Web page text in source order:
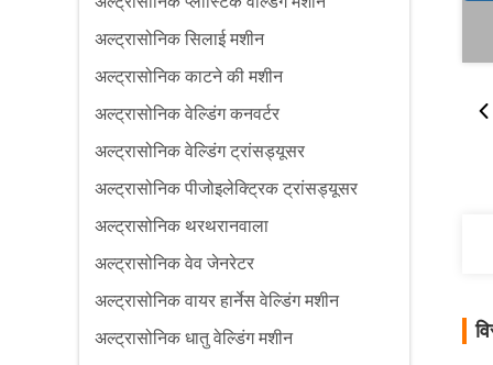
अल्ट्रासोनिक सिलाई मशीन
अल्ट्रासोनिक काटने की मशीन
अल्ट्रासोनिक वेल्डिंग कनवर्टर
अल्ट्रासोनिक वेल्डिंग ट्रांसड्यूसर
अल्ट्रासोनिक पीजोइलेक्ट्रिक ट्रांसड्यूसर
अल्ट्रासोनिक थरथरानवाला
अल्ट्रासोनिक वेव जेनरेटर
अल्ट्रासोनिक वायर हार्नेस वेल्डिंग मशीन
अल्ट्रासोनिक धातु वेल्डिंग मशीन